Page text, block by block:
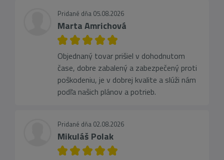
Pridané dňa 05.08.2026
Marta Amrichová
Objednaný tovar prišiel v dohodnutom
čase, dobre zabalený a zabezpečený proti
poškodeniu, je v dobrej kvalite a slúži nám
podľa našich plánov a potrieb.
Pridané dňa 02.08.2026
Mikuláš Polak